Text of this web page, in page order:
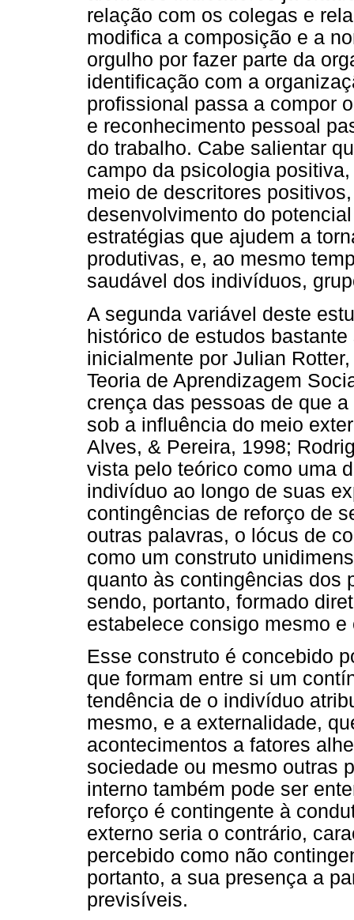
relação com os colegas e
modifica a composição e a
orgulho por fazer parte da
identificação com a
profissional passa a compor
e reconhecimento pessoal
do trabalho. Cabe salientar
campo da psicologia
meio de descritores
desenvolvimento do
estratégias que ajudem a
produtivas, e, ao mesmo
saudável dos indivíduos,
A segunda variável deste
histórico de estudos
inicialmente por Julian
Teoria de Aprendizagem
crença das pessoas de que
sob a influência do meio
Alves, & Pereira, 1998;
vista pelo teórico como uma
indivíduo ao longo de suas
contingências de reforço de
outras palavras, o lócus de
como um construto
quanto às contingências dos
sendo, portanto, formado
estabelece consigo mesmo
Esse construto é concebido
que formam entre si um
tendência de o indivíduo
mesmo, e a externalidade,
acontecimentos a fatores
sociedade ou mesmo outras
interno também pode ser
reforço é contingente à
externo seria o contrário,
percebido como não
portanto, a sua presença a
previsíveis.